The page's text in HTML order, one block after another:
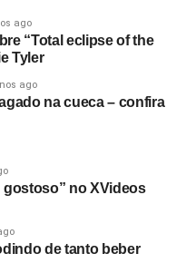
ago
“Total eclipse of the
Tyler
ago
na cueca – confira
gostoso” no XVideos
de tanto beber